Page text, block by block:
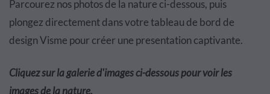
Parcourez nos photos de la nature ci-dessous, puis
plongez directement dans votre tableau de bord de
design Visme pour créer une presentation captivante.
Cliquez sur la galerie d'images ci-dessous pour voir les
images de la nature.